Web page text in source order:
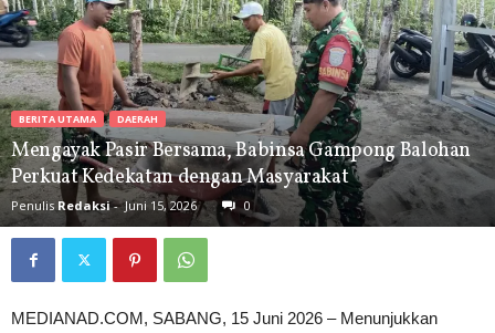
BERITA UTAMA DAERAH
Mengayak Pasir Bersama, Babinsa Gampong Balohan
Perkuat Kedekatan dengan Masyarakat
Penulis Redaksi- Juni 15, 2026 0
MEDIANAD.COM, SABANG, 15 Juni 2026 – Menunjukkan